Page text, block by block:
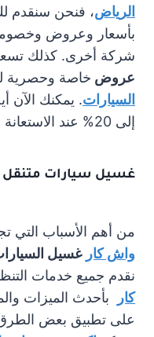
الرياض، فنحن سنقدم
بأسعار وعروض
شركة أخرى. كذلك تسعى
عروض خاصة وحصرية
السيارات. يمكنك
إلى 20% عند الاستعانة بخدمات شركتنا.
غسيل سيارات متنقل
من أهم الأسباب التي
واش كار غسيل
نقدم جميع خدمات
كار
بأحدث الميزات
على تطبيق بعض